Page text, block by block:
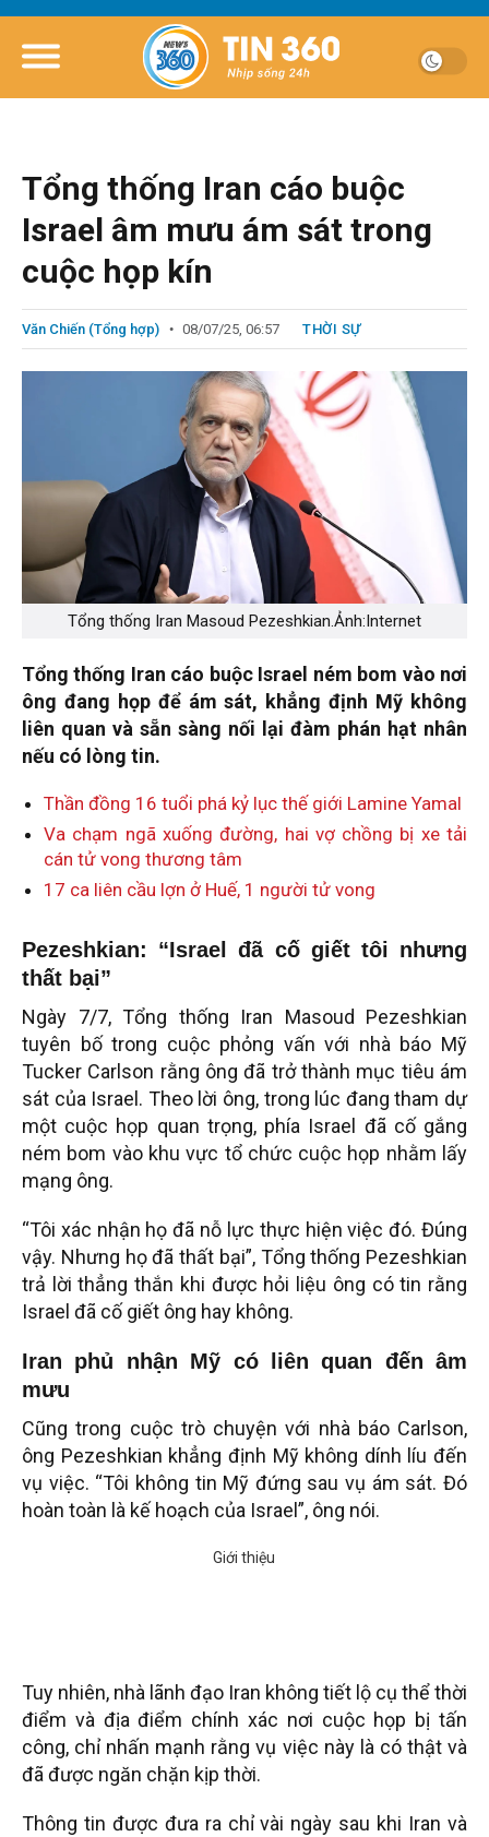
Tổng thống Iran cáo buộc
Israel âm mưu ám sát trong
cuộc họp kín
Văn Chiến (Tổng hợp) 08/07/25, 06:57 THỜI SỰ
Tổng thống Iran Masoud Pezeshkian.Ảnh:Internet
Tổng thống Iran cáo buộc Israel ném bom vào nơi
ông đang họp để ám sát, khẳng định Mỹ không
liên quan và sẵn sàng nối lại đàm phán hạt nhân
nếu có lòng tin.
Thần đồng 16 tuổi phá kỷ lục thế giới Lamine Yamal
Va chạm ngã xuống đường, hai vợ chồng bị xe tải
cán tử vong thương tâm
17 ca liên cầu lợn ở Huế, 1 người tử vong
Pezeshkian: “Israel đã cố giết tôi nhưng
thất bại”
Ngày 7/7, Tổng thống Iran Masoud Pezeshkian
tuyên bố trong cuộc phỏng vấn với nhà báo Mỹ
Tucker Carlson rằng ông đã trở thành mục tiêu ám
sát của Israel. Theo lời ông, trong lúc đang tham dự
một cuộc họp quan trọng, phía Israel đã cố gắng
ném bom vào khu vực tổ chức cuộc họp nhằm lấy
mạng ông.
“Tôi xác nhận họ đã nỗ lực thực hiện việc đó. Đúng
vậy. Nhưng họ đã thất bại”, Tổng thống Pezeshkian
trả lời thẳng thắn khi được hỏi liệu ông có tin rằng
Israel đã cố giết ông hay không.
Iran phủ nhận Mỹ có liên quan đến âm
mưu
Cũng trong cuộc trò chuyện với nhà báo Carlson,
ông Pezeshkian khẳng định Mỹ không dính líu đến
vụ việc. “Tôi không tin Mỹ đứng sau vụ ám sát. Đó
hoàn toàn là kế hoạch của Israel”, ông nói.
Tuy nhiên, nhà lãnh đạo Iran không tiết lộ cụ thể thời
điểm và địa điểm chính xác nơi cuộc họp bị tấn
công, chỉ nhấn mạnh rằng vụ việc này là có thật và
đã được ngăn chặn kịp thời.
Thông tin được đưa ra chỉ vài ngày sau khi Iran và